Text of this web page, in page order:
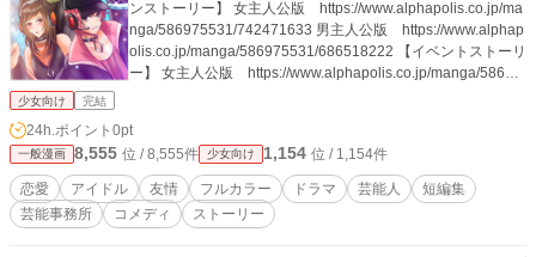
ンストーリー】 女主人公版 https://www.alphapolis.co.jp/ma
nga/586975531/742471633 男主人公版 https://www.alphap
olis.co.jp/manga/586975531/686518222 【イベントストーリ
ー】 女主人公版 https://www.alphapolis.co.jp/manga/58697
クト「フェザーA」 公式 https://twitter.com/Feather_Ace http
s://www.youtube.com/channel/UCGZWfuqVNwufk9ni1WV5C
HA
少女向け 完結
24h.ポイント 0pt
一般漫画 8,555 位 / 8,555件 少女向け 1,154 位 / 1,154件
恋愛 アイドル 友情 フルカラー ドラマ 芸能人
短編集
芸能事務所
コメディ ストーリー